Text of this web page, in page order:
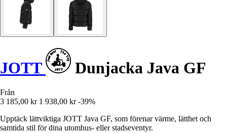
JOTT Dunjacka Java GF
Från
3 185,00 kr 1 938,00 kr -39%
Upptäck lättviktiga JOTT Java GF, som förenar värme, lätthet och
samtida stil för dina utomhus- eller stadseventyr.